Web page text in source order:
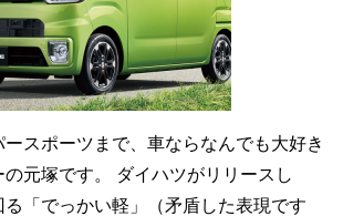
スポーツまで、車ならなんでも大好き
元塚です。 ダイハツがリリースし
「でっかい軽」（矛盾した表現です